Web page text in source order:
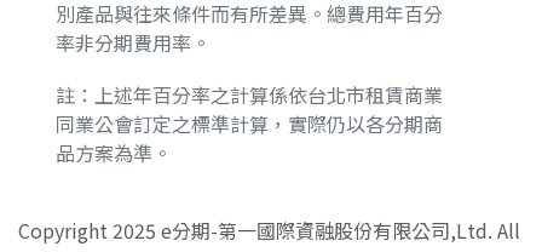
別產品與往來條件而有所差異。總費用年百分
率非分期費用率。
註：上述年百分率之計算係依台北市租賃商業
同業公會訂定之標準計算，實際仍以各分期商
品方案為準。
Copyright 2025 e分期-第一國際資融股份有限公司,Ltd. All